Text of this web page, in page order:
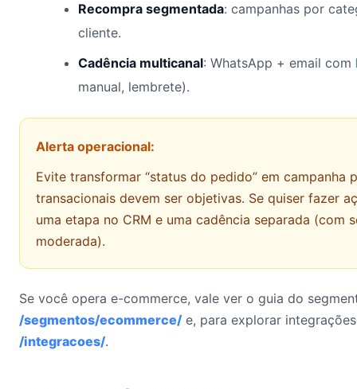
Recompra segmentada: campanhas por
cliente.
Cadência multicanal: WhatsApp + email com
manual, lembrete).
Alerta operacional:
Evite transformar “status do pedido” em campanha
transacionais devem ser objetivas. Se quiser fazer
uma etapa no CRM e uma cadência separada (com
moderada).
Se você opera e-commerce, vale ver o guia do
/segmentos/ecommerce/ e, para explorar
/integracoes/.